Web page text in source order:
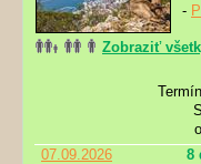
-
Zobraziť
07.09.2026
8